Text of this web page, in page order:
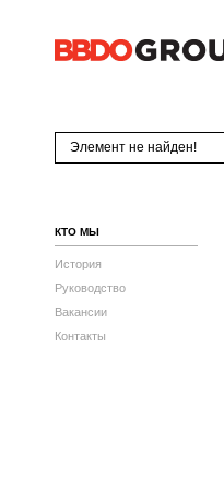
Элемент не найден!
КТО МЫ
История
Руководство
Вакансии
Контакты